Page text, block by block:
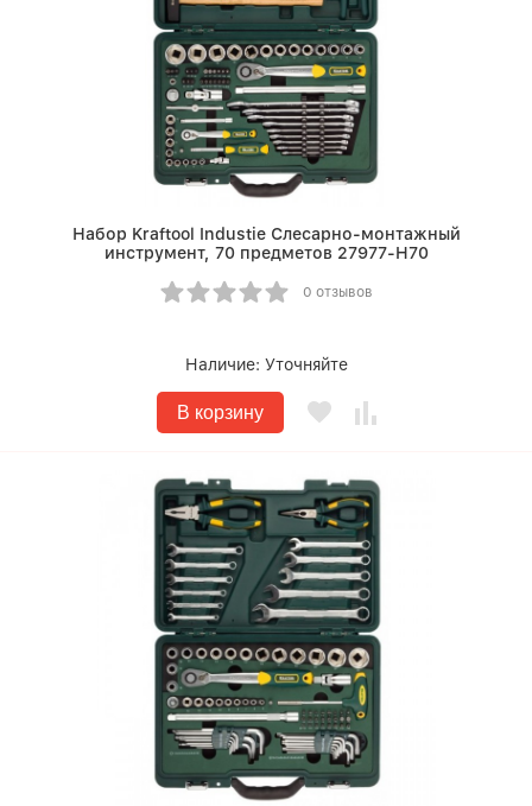
Набор Kraftool Industie Слесарно-монтажный
инструмент, 70 предметов 27977-H70
0 отзывов
Наличие: Уточняйте
В корзину